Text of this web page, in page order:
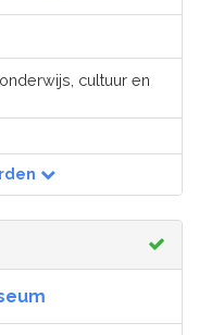
cultuur en